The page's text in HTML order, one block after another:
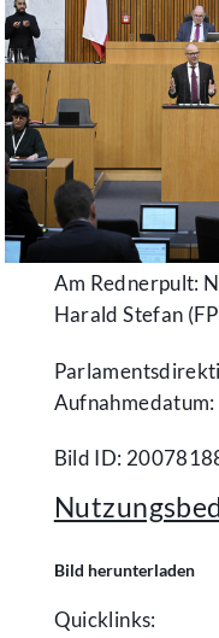
Am Rednerpult:
Harald Stefan
Bild ID:
Bild herunterladen
Quicklinks: